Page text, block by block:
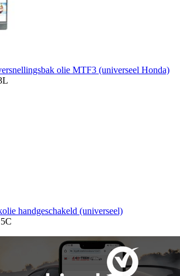
olie MTF3 (universeel Honda)
handgeschakeld (universeel)